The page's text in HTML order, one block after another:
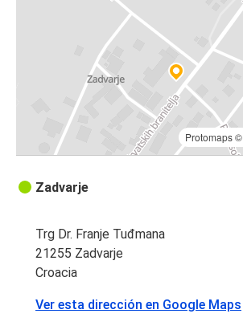
Protomaps©
Zadvarje
Trg Dr. Franje Tuđmana
21255 Zadvarje
Croacia
Ver esta dirección en Google Maps